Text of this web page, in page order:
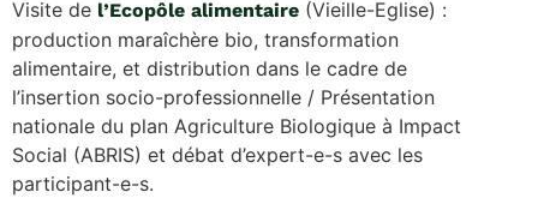
Visite de l’Ecopôle alimentaire (Vieille-Eglise) :
production maraîchère bio, transformation
alimentaire, et distribution dans le cadre de
l’insertion socio-professionnelle / Présentation
nationale du plan Agriculture Biologique à Impact
Social (ABRIS) et débat d’expert-e-s avec les
participant-e-s.